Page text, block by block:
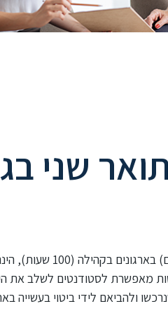
שני
התנסות מעשית (פרקטיקום)
מאפשרת לסטודנטים לשלב את
ולהביאם לידי ביטוי בעשייה